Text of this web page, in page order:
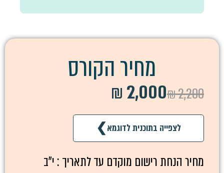
מחיר הקורס
2,200 ₪
2,000 ₪
לצפייה בתוכנית לדוגמא❯
מחיר הנחת רישום מוקדם עד לתאריך : י״ב